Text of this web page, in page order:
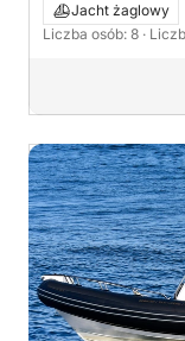
Jacht żaglowy
Liczba osób: 8 ·